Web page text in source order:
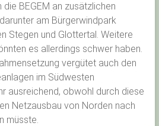
BEGEM an zusätzlichen
am Bürgerwindpark
Stegen und Glottertal. Weitere
es allerdings schwer haben.
vergütet auch den
im Südwesten
ausreichend, obwohl durch diese
Netzausbau von Norden nach
müsste.